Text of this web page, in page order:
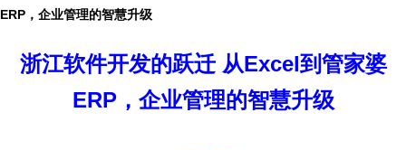
ERP，企业管理的智慧升级
浙江软件开发的跃迁 从Excel到管家婆
ERP，企业管理的智慧升级